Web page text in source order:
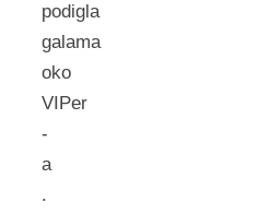
podigla
galama
oko
VIPer
-
a
.